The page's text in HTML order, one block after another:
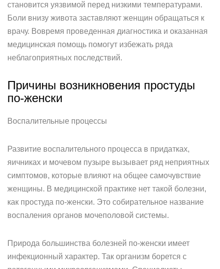
становится уязвимой перед низкими температурами.
Боли внизу живота заставляют женщин обращаться к
врачу. Вовремя проведенная диагностика и оказанная
медицинская помощь помогут избежать ряда
неблагоприятных последствий.
Причины возникновения простуды
по-женски
Воспалительные процессы
Развитие воспалительного процесса в придатках,
яичниках и мочевом пузыре вызывает ряд неприятных
симптомов, которые влияют на общее самочувствие
женщины. В медицинской практике нет такой болезни,
как простуда по-женски. Это собирательное название
воспаления органов мочеполовой системы.
Природа большинства болезней по-женски имеет
инфекционный характер. Так организм борется с